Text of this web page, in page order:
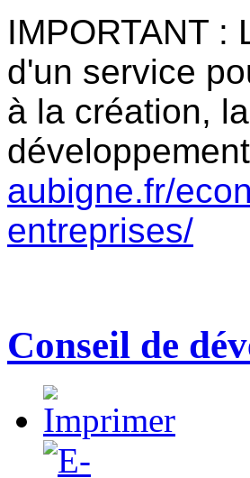
IMPORTANT :
d'un service
à la création,
aubigne.fr/
entreprises/
Conseil de